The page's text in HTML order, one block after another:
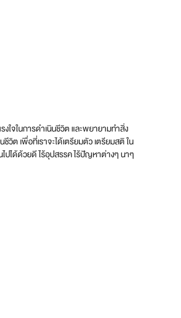
ใจในการดำเนินชีวิต และพยายามทำสิ่ง
วิต เพื่อที่เราจะได้เตรียมตัว เตรียมสติ ใน
ไปได้ด้วยดี ไร้อุปสรรค ไร้ปัญหาต่างๆ นาๆ